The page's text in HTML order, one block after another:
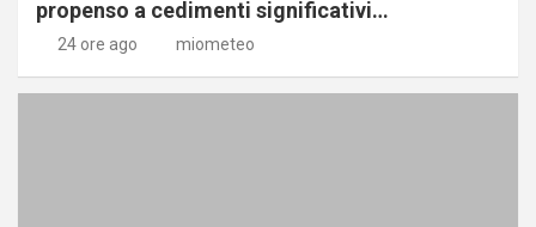
propenso a cedimenti significativi…
24 ore ago miometeo